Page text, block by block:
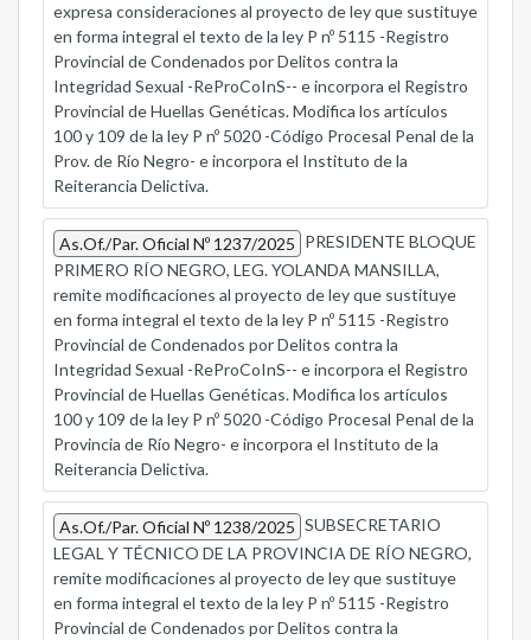
expresa consideraciones al proyecto de ley que sustituye
en forma integral el texto de la ley P nº 5115 -Registro
Provincial de Condenados por Delitos contra la
Integridad Sexual -ReProCoInS-- e incorpora el Registro
Provincial de Huellas Genéticas. Modifica los artículos
100 y 109 de la ley P nº 5020 -Código Procesal Penal de la
Prov. de Río Negro- e incorpora el Instituto de la
Reiterancia Delictiva.
As.Of./Par. Oficial Nº 1237/2025 PRESIDENTE BLOQUE
PRIMERO RÍO NEGRO, LEG. YOLANDA MANSILLA,
remite modificaciones al proyecto de ley que sustituye
en forma integral el texto de la ley P nº 5115 -Registro
Provincial de Condenados por Delitos contra la
Integridad Sexual -ReProCoInS-- e incorpora el Registro
Provincial de Huellas Genéticas. Modifica los artículos
100 y 109 de la ley P nº 5020 -Código Procesal Penal de la
Provincia de Río Negro- e incorpora el Instituto de la
Reiterancia Delictiva.
As.Of./Par. Oficial Nº 1238/2025 SUBSECRETARIO
LEGAL Y TÉCNICO DE LA PROVINCIA DE RÍO NEGRO,
remite modificaciones al proyecto de ley que sustituye
en forma integral el texto de la ley P nº 5115 -Registro
Provincial de Condenados por Delitos contra la